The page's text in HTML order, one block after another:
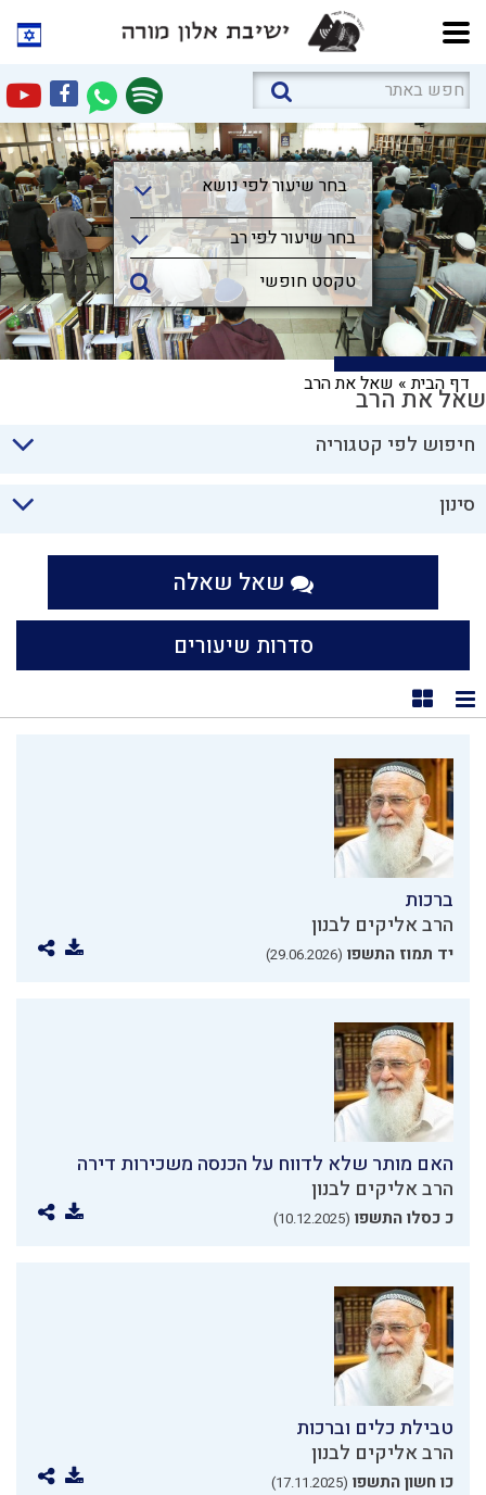
בחר שיעור לפי נושא
בחר שיעור לפי נושא
בחר שיעור לפי רב
דף הבית» שאל את הרבשאל את הרב
חיפוש לפי קטגוריה
סינון
שאל שאלה
סדרות שיעורים
תצוגת רשימה
תצוגת קוביות
ברכות
הרב אליקים לבנון
יד תמוז התשפו (29.06.2026)
האם מותר שלא לדווח על הכנסה משכירות דירה
הרב אליקים לבנון
כ כסלו התשפו (10.12.2025)
טבילת כלים וברכות
הרב אליקים לבנון
כו חשון התשפו (17.11.2025)